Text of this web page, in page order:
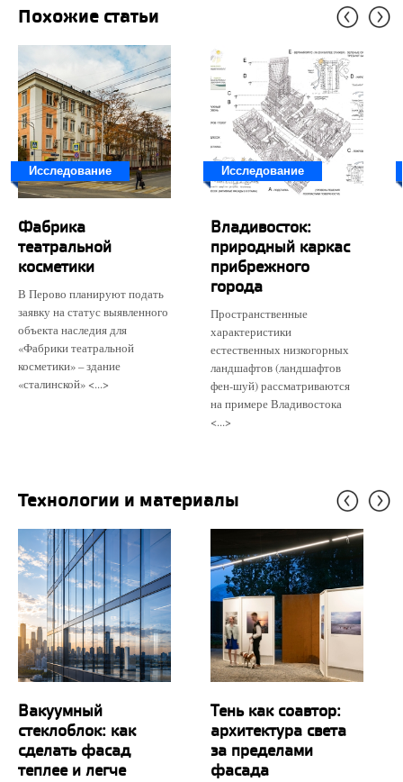
Похожие статьи
Исследование
Фабрика
театральной
косметики
В Перово планируют подать
заявку на статус выявленного
объекта наследия для
«Фабрики театральной
косметики» – здание
«сталинской» <...>
Исследование
Владивосток:
природный каркас
прибрежного
города
Пространственные
характеристики
естественных низкогорных
ландшафтов (ландшафтов
фен-шуй) рассматриваются
на примере Владивостока
<...>
Технологии и материалы
Вакуумный
стеклоблок: как
сделать фасад
теплее и легче
Тень как соавтор:
архитектура света
за пределами
фасада